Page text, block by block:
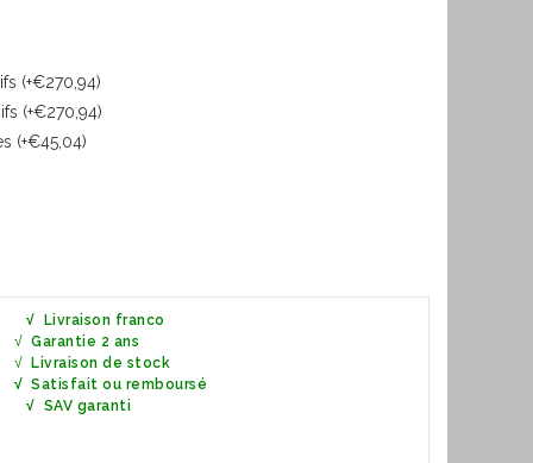
(+€270,94)
(+€270,94)
(+€45,04)
√
Livraison franco
√Garantie 2 ans
Livraison de stock
√ Satisfait ou remboursé